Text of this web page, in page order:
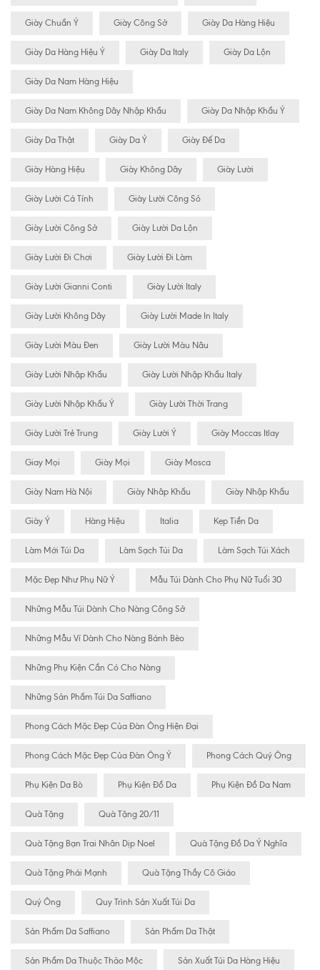
Giày Chuẩn Ý Giày Công Sở Giày Da Hàng Hiệu
Giày Da Hàng Hiệu Ý Giày Da Italy Giày Da Lộn
Giày Da Nam Hàng Hiệu
Giày Da Nam Không Dây Nhập Khẩu Giày Da Nhập Khẩu Ý
Giày Da Thật Giày Da Ý Giày Đế Da
Giày Hàng Hiệu Giày Không Dây Giày Lười
Giày Lười Cá Tính Giày Lười Công Sỏ
Giày Lười Công Sở Giày Lười Da Lộn
Giày Lười Đi Chơi Giày Lười Đi Làm
Giày Lười Gianni Conti Giày Lười Italy
Giày Lười Không Dây Giày Lười Made In Italy
Giày Lười Màu Đen Giày Lười Màu Nâu
Giày Lười Nhập Khẩu Giày Lười Nhập Khẩu Italy
Giày Lười Nhập Khẩu Ý Giày Lười Thời Trang
Giày Lười Trẻ Trung Giày Lười Ý Giày Moccas Itlay
Giay Mọi Giày Mọi Giày Mosca
Giày Nam Hà Nội Giày Nhâp Khẩu Giày Nhập Khẩu
Giày Ý Hàng Hiệu Italia Kẹp Tiền Da
Làm Mới Túi Da Làm Sạch Túi Da Làm Sạch Túi Xách
Mặc Đẹp Như Phụ Nữ Ý Mẫu Túi Dành Cho Phụ Nữ Tuổi 30
Những Mẫu Túi Dành Cho Nàng Công Sở
Những Mẫu Ví Dành Cho Nàng Bánh Bèo
Những Phụ Kiện Cần Có Cho Nàng
Những Sản Phẩm Túi Da Saffiano
Phong Cách Mặc Đẹp Của Đàn Ông Hiện Đại
Phong Cách Mặc Đẹp Của Đàn Ông Ý Phong Cách Quý Ông
Phụ Kiện Da Bò Phụ Kiện Đồ Da Phụ Kiện Đồ Da Nam
Quà Tặng Quà Tặng 20/11
Quà Tặng Bạn Trai Nhân Dịp Noel Quà Tặng Đồ Da Ý Nghĩa
Quà Tặng Phái Mạnh Quà Tặng Thầy Cô Giáo
Quý Ông Quy Trình Sản Xuất Túi Da
Sản Phẩm Da Saffiano Sản Phẩm Da Thật
Sản Phẩm Da Thuộc Thảo Mộc Sản Xuất Túi Da Hàng Hiệu